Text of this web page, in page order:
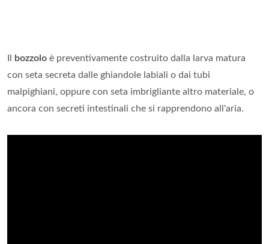
bozzolo è preventivamente costruito dalla larva matura
con seta secreta dalle ghiandole labiali o dai tubi
malpighiani, oppure con seta imbrigliante altro materiale, o
ancora con secreti intestinali che si rapprendono all'aria.